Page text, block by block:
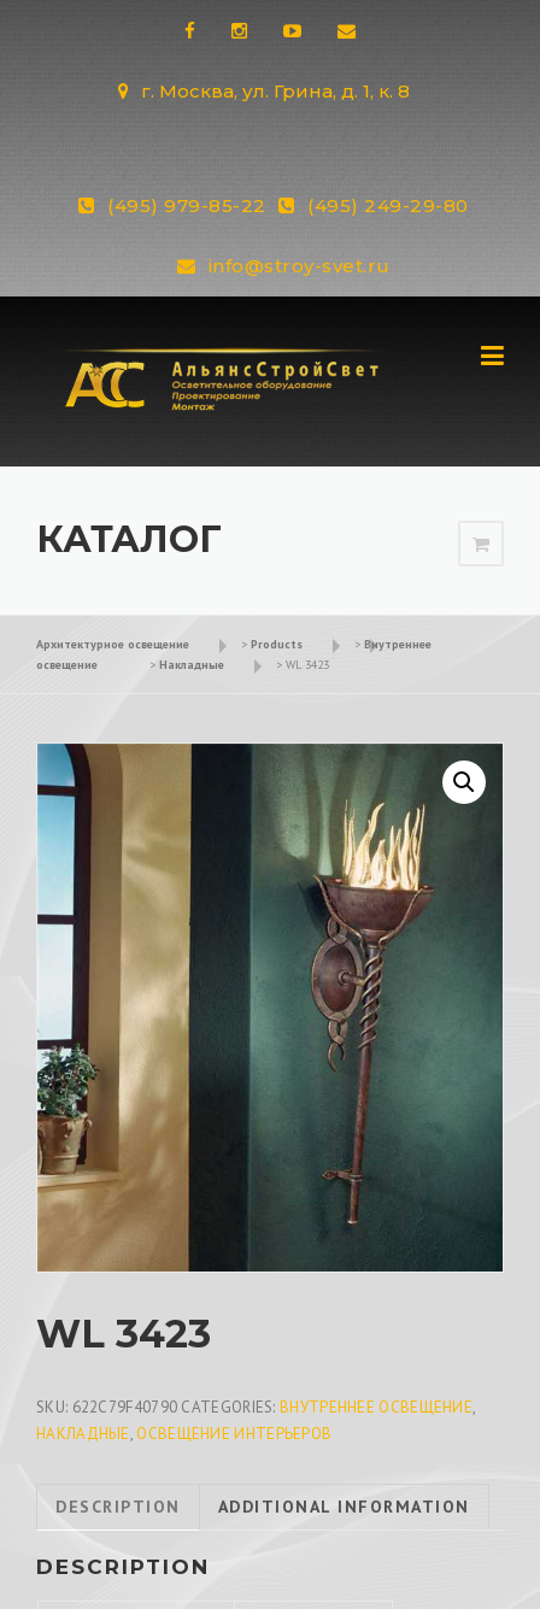
г. Москва, ул. Грина, д. 1, к. 8
(495) 979-85-22 (495) 249-29-80
info@stroy-svet.ru
КАТАЛОГ
Архитектурное освещение > Products > Внутреннее
освещение
> Накладные > WL 3423
WL 3423
SKU: 622C79F40790 CATEGORIES:ВНУТРЕННЕЕ ОСВЕЩЕНИЕ,
НАКЛАДНЫЕ, ОСВЕЩЕНИЕ ИНТЕРЬЕРОВ
DESCRIPTION ADDITIONAL INFORMATION
DESCRIPTION